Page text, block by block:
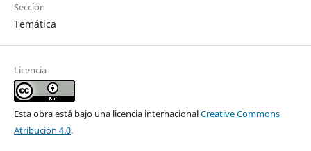
Sección
Temática
Licencia
Esta obra está bajo una licencia internacionalCreative Commons
Atribución 4.0.